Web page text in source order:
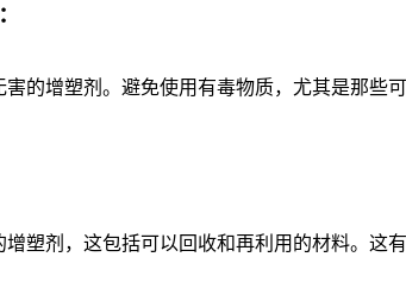
增塑剂。避免使用有毒物质，尤其是那些可
剂，这包括可以回收和再利用的材料。这有